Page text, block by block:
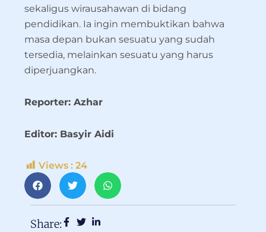
sekaligus wirausahawan di bidang
pendidikan. Ia ingin membuktikan bahwa
masa depan bukan sesuatu yang sudah
tersedia, melainkan sesuatu yang harus
diperjuangkan.
Reporter: Azhar
Editor: Basyir Aidi
Views : 24
Share: